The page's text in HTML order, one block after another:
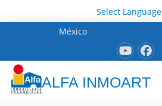
Select Language
México
ALFA INMOART